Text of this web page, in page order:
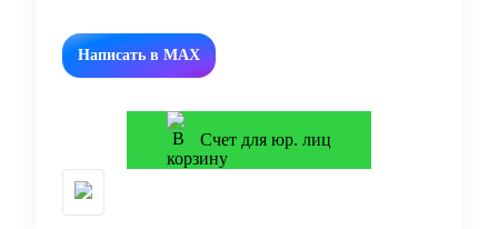
Написать в MAX
Счет для юр. лиц